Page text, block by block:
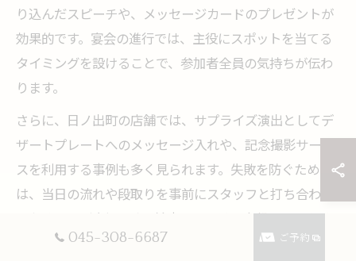
り込んだスピーチや、メッセージカードのプレゼントが
効果的です。宴会の進行では、主役にスポットを当てる
タイミングを設けることで、参加者全員の気持ちが伝わ
ります。
さらに、日ノ出町の店舗では、サプライズ演出としてデ
ザートプレートへのメッセージ入れや、記念撮影サービ
スを利用する事例も多く見られます。失敗を防ぐために
は、当日の流れや段取りを事前にスタッフと打ち合わせ
ておくことが大切です。幹事としては、主役だけでなく
参加者全員が楽しめるよう、時間配分や休憩タイミング
045-308-6687 ご予約